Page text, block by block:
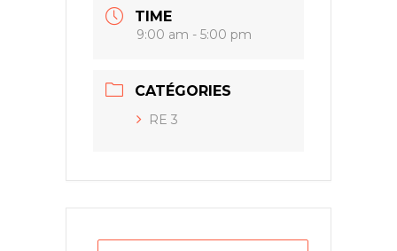
TIME
9:00 am - 5:00 pm
CATÉGORIES
RE 3